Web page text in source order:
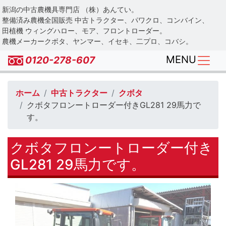
Skip
to
main
content
新潟の中古農機具専門店 （株）あんてい。
整備済み農機全国販売 中古トラクター、パワクロ、コンバイン、
田植機 ウィングハロー、モア、フロントローダー。
農機メーカークボタ、ヤンマー、イセキ、二プロ、コバシ。
0120-278-607 MENU
ホーム 中古トラクター
クボタ
クボタフロンートローダー付きGL281 29馬力で
す。
クボタフロンートローダー付き
GL281 29馬力です。